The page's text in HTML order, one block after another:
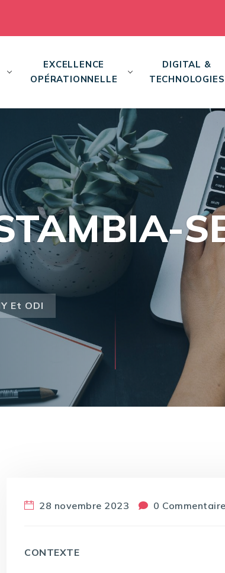
EXCELLENCE
OPÉRATIONNELLE
DIGITAL &
TECHNOLOGIES
Et ODI
28 novembre 2023 0 Commentaire
CONTEXTE